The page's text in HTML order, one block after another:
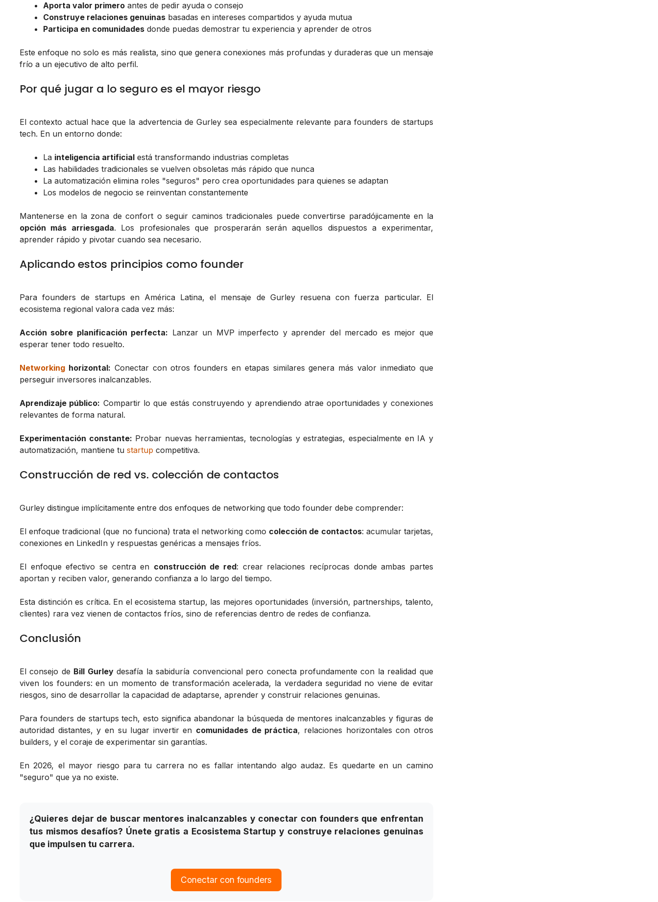
Aporta valor primero antes de pedir ayuda o consejo
Construye relaciones genuinas basadas en intereses compartidos y ayuda mutua
Participa en comunidades donde puedas demostrar tu experiencia y aprender de otros
Este enfoque no solo es más realista, sino que genera conexiones más profundas y duraderas que un mensaje
frío a un ejecutivo de alto perfil.
Por qué jugar a lo seguro es el mayor riesgo
El contexto actual hace que la advertencia de Gurley sea especialmente relevante para founders de startups
tech. En un entorno donde:
La inteligencia artificial está transformando industrias completas
Las habilidades tradicionales se vuelven obsoletas más rápido que nunca
La automatización elimina roles "seguros" pero crea oportunidades para quienes se adaptan
Los modelos de negocio se reinventan constantemente
Mantenerse en la zona de confort o seguir caminos tradicionales puede convertirse paradójicamente en la
opción más arriesgada. Los profesionales que prosperarán serán aquellos dispuestos a experimentar,
aprender rápido y pivotar cuando sea necesario.
Aplicando estos principios como founder
Para founders de startups en América Latina, el mensaje de Gurley resuena con fuerza particular. El
ecosistema regional valora cada vez más:
Acción sobre planificación perfecta: Lanzar un MVP imperfecto y aprender del mercado es mejor que
esperar tener todo resuelto.
Networking horizontal: Conectar con otros founders en etapas similares genera más valor inmediato que
perseguir inversores inalcanzables.
Aprendizaje público: Compartir lo que estás construyendo y aprendiendo atrae oportunidades y conexiones
relevantes de forma natural.
Experimentación constante: Probar nuevas herramientas, tecnologías y estrategias, especialmente en IA y
automatización, mantiene tu startup competitiva.
Construcción de red vs. colección de contactos
Gurley distingue implícitamente entre dos enfoques de networking que todo founder debe comprender:
El enfoque tradicional (que no funciona) trata el networking como colección de contactos: acumular tarjetas,
conexiones en LinkedIn y respuestas genéricas a mensajes fríos.
El enfoque efectivo se centra en construcción de red: crear relaciones recíprocas donde ambas partes
aportan y reciben valor, generando confianza a lo largo del tiempo.
Esta distinción es crítica. En el ecosistema startup, las mejores oportunidades (inversión, partnerships, talento,
clientes) rara vez vienen de contactos fríos, sino de referencias dentro de redes de confianza.
Conclusión
El consejo de Bill Gurleydesafía la sabiduría convencional pero conecta profundamente con la realidad que
viven los founders: en un momento de transformación acelerada, la verdadera seguridad no viene de evitar
riesgos, sino de desarrollar la capacidad de adaptarse, aprender y construir relaciones genuinas.
Para founders de startups tech, esto significa abandonar la búsqueda de mentores inalcanzables y figuras de
autoridad distantes, y en su lugar invertir en comunidades de práctica, relaciones horizontales con otros
builders, y el coraje de experimentar sin garantías.
En 2026, el mayor riesgo para tu carrera no es fallar intentando algo audaz. Es quedarte en un camino
"seguro" que ya no existe.
¿Quieres dejar de buscar mentores inalcanzables y conectar con founders que enfrentan
tus mismos desafíos? Únete gratis a Ecosistema Startup y construye relaciones genuinas
que impulsen tu carrera.
Conectar con founders